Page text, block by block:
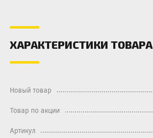
ХАРАКТЕРИСТИКИ ТОВАРА
Новый товар
Товар по акции
Артикул